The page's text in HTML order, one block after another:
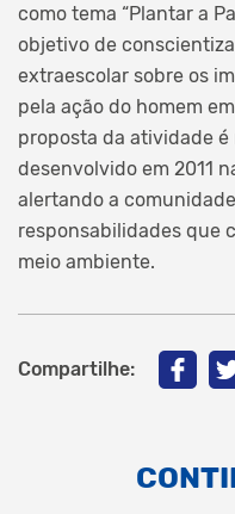
como tema “Plantar a
objetivo de
extraescolar sobre os
pela ação do homem
proposta da atividade
desenvolvido em 2011
alertando a
responsabilidades que
meio ambiente.
Compartilhe: